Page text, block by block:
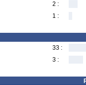
2 :
1 :
33 :
3 :